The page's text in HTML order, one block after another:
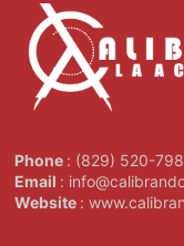
Phone : (829) 520-
Email :
Website :